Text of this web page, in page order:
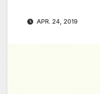
APR. 24, 2019